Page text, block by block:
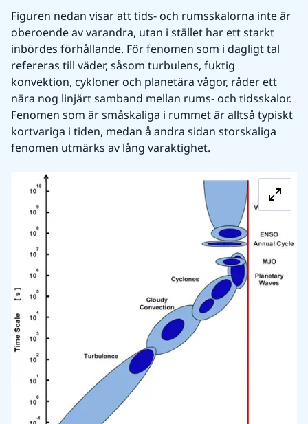
Figuren nedan visar att tids- och rumsskalorna inte är
oberoende av varandra, utan i stället har ett starkt
inbördes förhållande. För fenomen som i dagligt tal
refereras till väder, såsom turbulens, fuktig
konvektion, cykloner och planetära vågor, råder ett
nära nog linjärt samband mellan rums- och tidsskalor.
Fenomen som är småskaliga i rummet är alltså typiskt
kortvariga i tiden, medan å andra sidan storskaliga
fenomen utmärks av lång varaktighet.